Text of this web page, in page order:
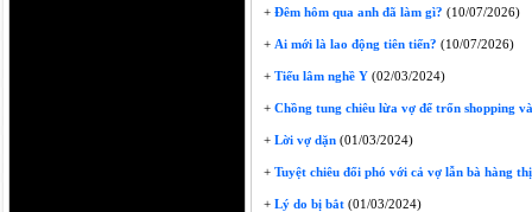
+ Đêm hôm qua anh đã làm gì? (10/07/2026)
+ Ai mới là lao động tiên tiến? (10/07/2026)
+ Tiếu lâm nghề Y (02/03/2024)
+ Chồng tung chiêu lừa vợ để trốn shopping
+ Lời vợ dặn (01/03/2024)
+ Tuyệt chiêu đối phó với cả vợ lẫn bà hàng
+ Lý do bị bắt (01/03/2024)